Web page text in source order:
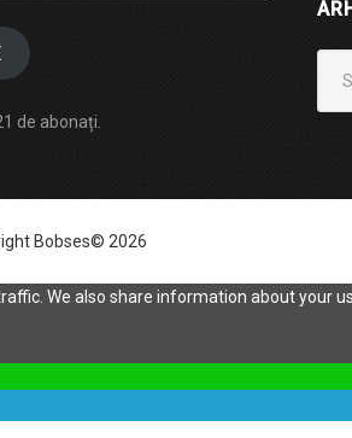
de abonați.
Bobses© 2026
We also share information about your